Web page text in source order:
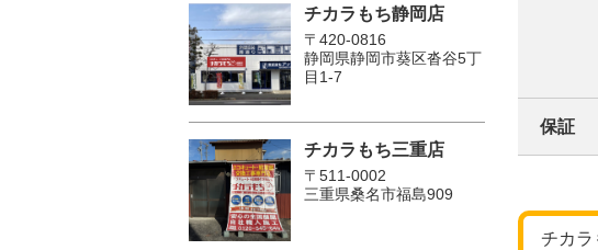
保証
チカラ
チカラもち静岡店
〒420-0816
静岡県静岡市葵区沓谷5丁
目1-7
チカラもち三重店
〒511-0002
三重県桑名市福島909